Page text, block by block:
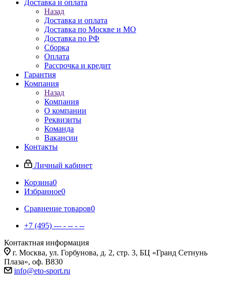
Доставка и оплата
Назад
Доставка и оплата
Доставка по Москве и МО
Доставка по РФ
Сборка
Оплата
Рассрочка и кредит
Гарантия
Компания
Назад
Компания
О компании
Реквизиты
Команда
Вакансии
Контакты
Личный кабинет
Корзина0
Избранное0
Сравнение товаров0
+7 (495) --- - -- - --
Контактная информация
г. Москва, ул. Горбунова, д. 2, стр. 3, БЦ «Гранд Сетнунь
Плаза», оф. В830
info@eto-sport.ru